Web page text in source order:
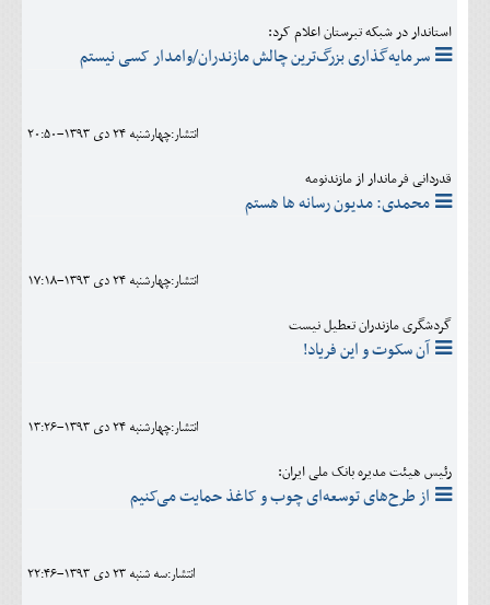
استاندار در شبکه تبرستان اعلام کرد:
سرمایه‌گذاری بزرگ‌ترین چالش مازندران/وامدار کسی نیستم
انتشار:چهارشنبه 24 دی 1393-20:50
قدردانی فرماندار از مازندنومه
محمدی: مدیون رسانه ها هستم
انتشار:چهارشنبه 24 دی 1393-17:18
گردشگری مازندران تعطیل نیست
آن سکوت و این فریاد!
انتشار:چهارشنبه 24 دی 1393-13:26
رئیس هیئت مدیره بانک ملی ایران:
از طرح‌های توسعه‌ای چوب و کاغذ حمایت می‌کنیم
انتشار:سه شنبه 23 دی 1393-22:46